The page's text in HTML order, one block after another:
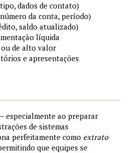
dados de contato)
da conta, período)
saldo atualizado)
líquida
ou de alto valor
e apresentações
especialmente ao preparar
de sistemas
perfeitamente como extrato
que equipes se